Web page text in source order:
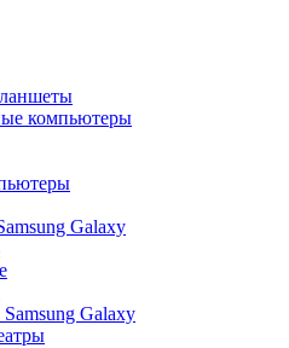
компьютеры
Galaxy
Galaxy